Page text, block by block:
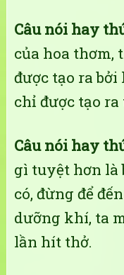
Câu nói hay
của hoa thơm,
được tạo ra
chỉ được tạo
Câu nói hay
gì tuyệt hơn là
có, đừng để
dưỡng khí, ta
lần hít thở.